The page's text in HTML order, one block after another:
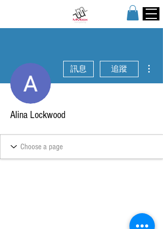
訊息 追蹤
Alina Lockwood